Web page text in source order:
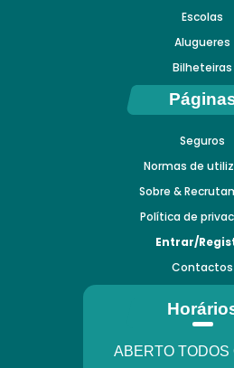
Escolas
Alugueres
Bilheteiras
Seguros
Normas de
Sobre &
Política de
Entrar/
Contactos
ABERTO TODOS